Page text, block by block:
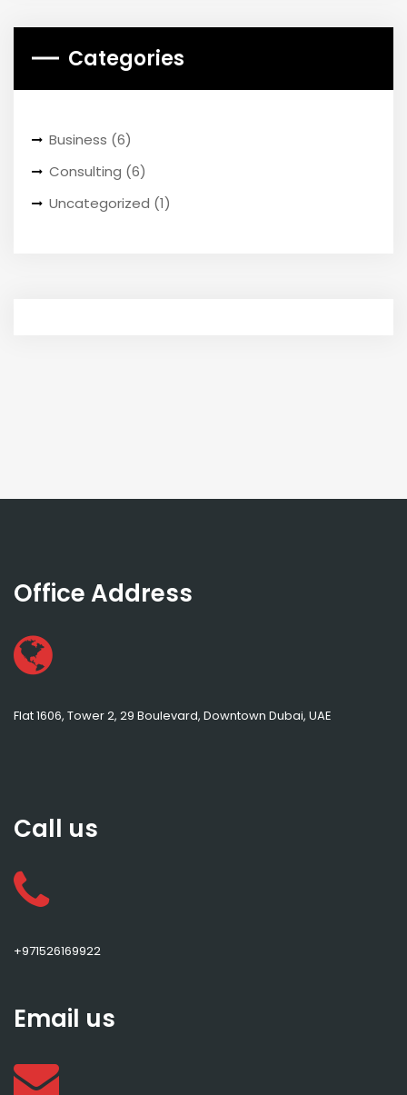
Categories
Business (6)
Consulting (6)
Uncategorized (1)
Office Address
Flat 1606, Tower 2, 29 Boulevard, Downtown Dubai, UAE
Call us
+971526169922
Email us